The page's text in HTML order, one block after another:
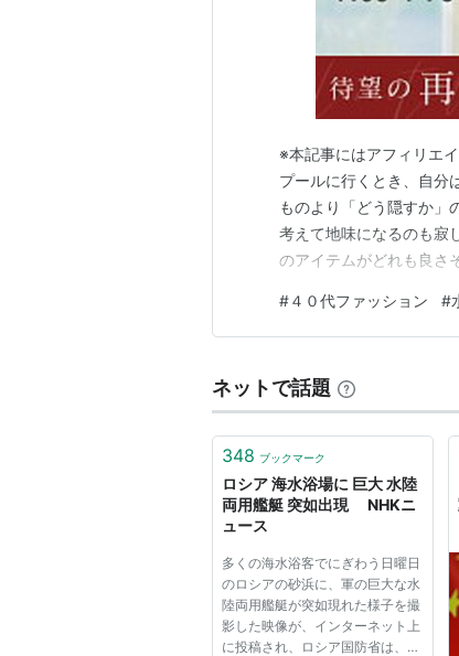
※本記事にはアフィリエ
プールに行くとき、自分
ものより「どう隠すか」
考えて地味になるのも寂
のアイテムがどれも良さ
私が狙っているプール
ブラトップ まずはラッ
#４０代ファッション #
ネットで話題
348 ブックマーク
ロシア 海水浴場に 巨大 水陸
両用艦艇 突如出現 NHKニ
ュース
多くの海水浴客でにぎわう日曜日
のロシアの砂浜に、軍の巨大な水
陸両用艦艇が突如現れた様子を撮
影した映像が、インターネット上
に投稿され、ロシア国防省は、人